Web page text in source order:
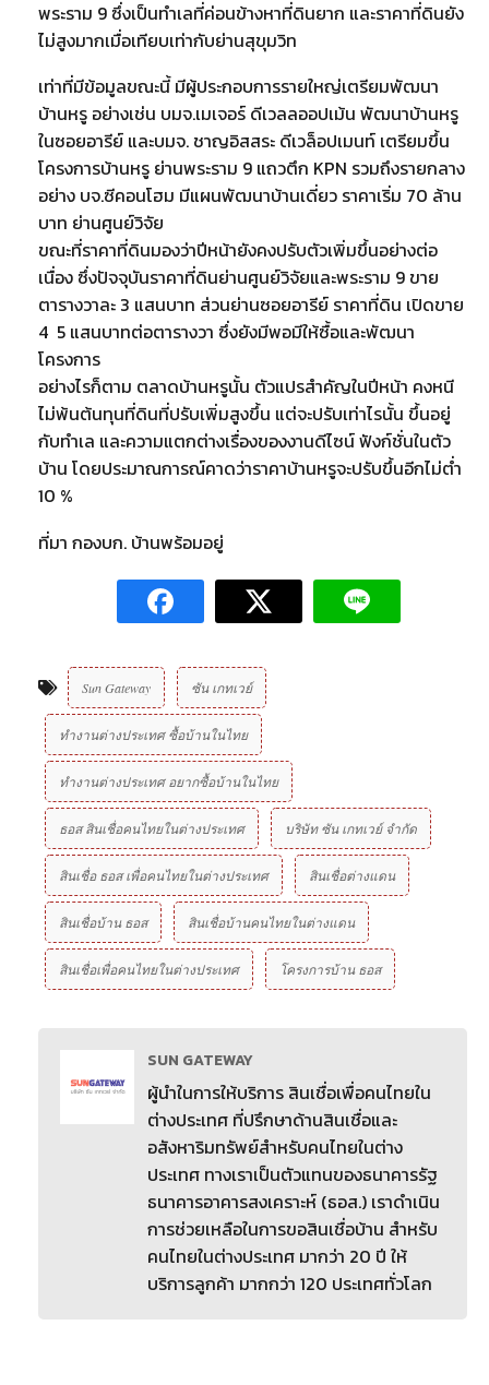
พระราม 9 ซึ่งเป็นทำเลที่ค่อนข้างหาที่ดินยาก และราคาที่ดินยัง
ไม่สูงมากเมื่อเทียบเท่ากับย่านสุขุมวิท
เท่าที่มีข้อมูลขณะนี้ มีผู้ประกอบการรายใหญ่เตรียมพัฒนา
บ้านหรู อย่างเช่น บมจ.เมเจอร์ ดีเวลลออปเม้น พัฒนาบ้านหรู
ในซอยอารีย์ และบมจ. ชาญอิสสระ ดีเวล็อปเมนท์ เตรียมขึ้น
โครงการบ้านหรู ย่านพระราม 9 แถวตึก KPN รวมถึงรายกลาง
อย่าง บจ.ซีคอนโฮม มีแผนพัฒนาบ้านเดี่ยว ราคาเริ่ม 70 ล้าน
บาท ย่านศูนย์วิจัย
ขณะที่ราคาที่ดินมองว่าปีหน้ายังคงปรับตัวเพิ่มขึ้นอย่างต่อ
เนื่อง ซึ่งปัจจุบันราคาที่ดินย่านศูนย์วิจัยและพระราม 9 ขาย
ตารางวาละ 3 แสนบาท ส่วนย่านซอยอารีย์ ราคาที่ดิน เปิดขาย
4  5 แสนบาทต่อตารางวา ซึ่งยังมีพอมีให้ซื้อและพัฒนา
โครงการ
อย่างไรก็ตาม ตลาดบ้านหรูนั้น ตัวแปรสำคัญในปีหน้า คงหนี
ไม่พ้นต้นทุนที่ดินที่ปรับเพิ่มสูงขึ้น แต่จะปรับเท่าไรนั้น ขึ้นอยู่
กับทำเล และความแตกต่างเรื่องของงานดีไซน์ ฟังก์ชั่นในตัว
บ้าน โดยประมาณการณ์คาดว่าราคาบ้านหรูจะปรับขึ้นอีกไม่ต่ำ
10 %
ที่มา กองบก. บ้านพร้อมอยู่
Sun Gateway ซัน เกทเวย์
ทำงานต่างประเทศ ซื้อบ้านในไทย
ทำงานต่างประเทศ อยากซื้อบ้านในไทย
ธอส สินเชื่อคนไทยในต่างประเทศ บริษัท ซัน เกทเวย์ จํากัด
สินเชื่อ ธอส เพื่อคนไทยในต่างประเทศ สินเชื่อต่างแดน
สินเชื่อบ้าน ธอส สินเชื่อบ้านคนไทยในต่างแดน
สินเชื่อเพื่อคนไทยในต่างประเทศ โครงการบ้าน ธอส
SUN GATEWAY
ผู้นำในการให้บริการ สินเชื่อเพื่อคนไทยใน
ต่างประเทศ ที่ปรึกษาด้านสินเชื่อและ
อสังหาริมทรัพย์สำหรับคนไทยในต่าง
ประเทศ ทางเราเป็นตัวแทนของธนาคารรัฐ
ธนาคารอาคารสงเคราะห์ (ธอส.) เราดำเนิน
การช่วยเหลือในการขอสินเชื่อบ้าน สำหรับ
คนไทยในต่างประเทศ มากว่า 20 ปี ให้
บริการลูกค้า มากกว่า 120 ประเทศทั่วโลก